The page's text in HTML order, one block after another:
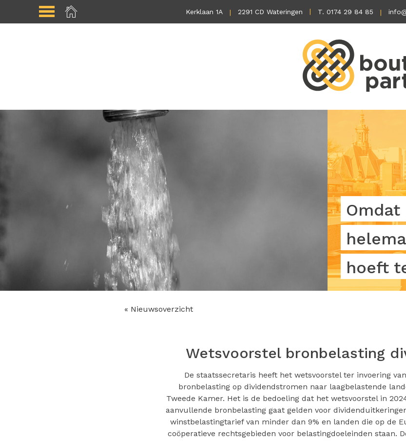
Kerklaan 1A 2291 CD Wateringen T. 0174 29 84 85
hoeft
« Nieuwsoverzicht
Wetsvoorstel bronbelasting
De staatssecretaris heeft het wetsvoorstel ter invoering
bronbelasting op dividendstromen naar laagbelastende
Tweede Kamer. Het is de bedoeling dat het wetsvoorstel in
aanvullende bronbelasting gaat gelden voor
winstbelastingtarief van minder dan 9% en landen die op de
coöperatieve rechtsgebieden voor belastingdoeleinden staan.